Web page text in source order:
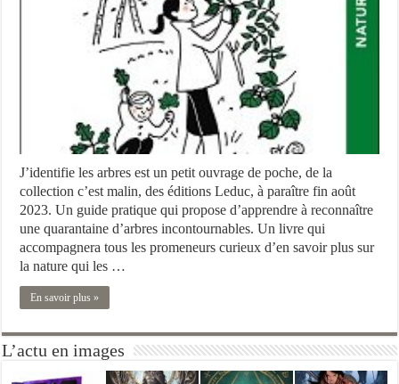
J’identifie les arbres est un petit ouvrage de poche, de la
collection c’est malin, des éditions Leduc, à paraître fin août
2023. Un guide pratique qui propose d’apprendre à reconnaître
une quarantaine d’arbres incontournables. Un livre qui
accompagnera tous les promeneurs curieux d’en savoir plus sur
la nature qui les …
En savoir plus »
L’actu en images